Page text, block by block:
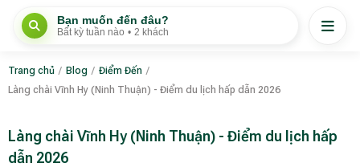
Bạn muốn đến đâu?
Bất kỳ tuần nào • 2 khách
Trang chủ / Blog / Điểm Đến /
Làng chài Vĩnh Hy (Ninh Thuận) - Điểm du lịch hấp dẫn 2026
Làng chài Vĩnh Hy (Ninh Thuận) - Điểm du lịch hấp
dẫn 2026